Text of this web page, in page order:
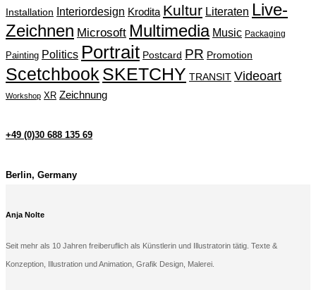
Installation Interiordesign Krodita Kultur Literaten Live-
Zeichnen Microsoft Multimedia Music Packaging
Painting Politics Portrait Postcard PR Promotion
Scetchbook SKETCHY TRANSIT Videoart
Workshop XR Zeichnung
+49 (0)30 688 135 69
Berlin, Germany
Anja Nolte
Seit mehr als 10 Jahren freiberuflich als Künstlerin und Illustratorin tätig. Texte &
Konzeption, Illustration und Animation, Grafik Design, Malerei.